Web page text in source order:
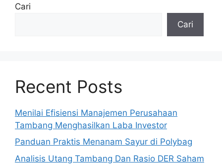
Cari
Cari
Recent Posts
Menilai Efisiensi Manajemen Perusahaan
Tambang Menghasilkan Laba Investor
Panduan Praktis Menanam Sayur di Polybag
Analisis Utang Tambang Dan Rasio DER Saham